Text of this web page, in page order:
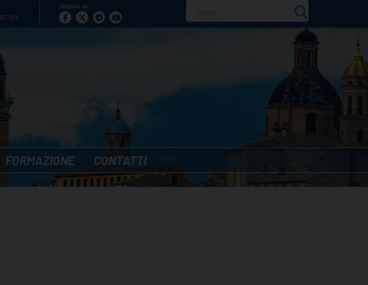
seguici su
per:
FORMAZIONE CONTATTI